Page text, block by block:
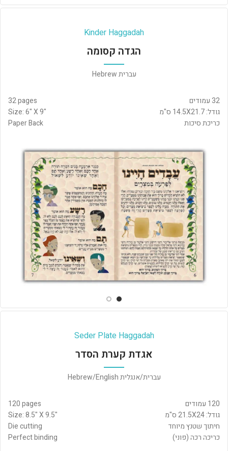
Kinder Haggadah
הגדה קסומה
עברית Hebrew
32 pages
Size: 6" X 9"
Paper Back
32 עמודים
גודל: 14.5X21.7 ס"מ
כריכת סיכות
Seder Plate Haggadah
אגדת קערת הסדר
עברית/אנגלית Hebrew/English
120 pages
Size: 8.5" X 9.5"
Die cutting
Perfect binding
120 עמודים
גודל: 21.5X24 ס"מ
חיתוך שטנץ מיוחד
כריכה רכה (פוני)